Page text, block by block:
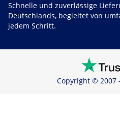
Schnelle und zuverlässige
Deutschlands, begleitet von
jedem Schritt.
Copyright © 2007